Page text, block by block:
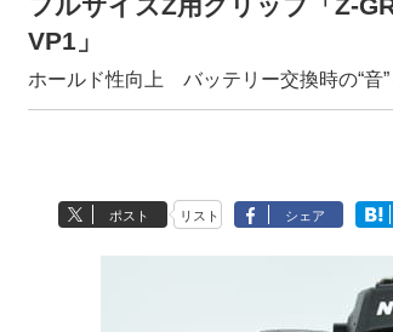
VP1」
ホールド性向上 バッテリー交換時の“音”
ポスト リスト シェア